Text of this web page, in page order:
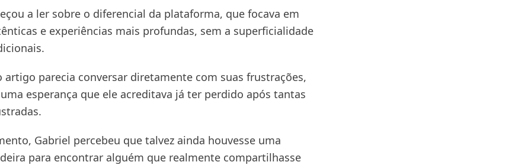
a ler sobre o diferencial da plataforma, que focava em
e experiências mais profundas, sem a superficialidade
artigo parecia conversar diretamente com suas frustrações,
esperança que ele acreditava já ter perdido após tantas
Gabriel percebeu que talvez ainda houvesse uma
para encontrar alguém que realmente compartilhasse